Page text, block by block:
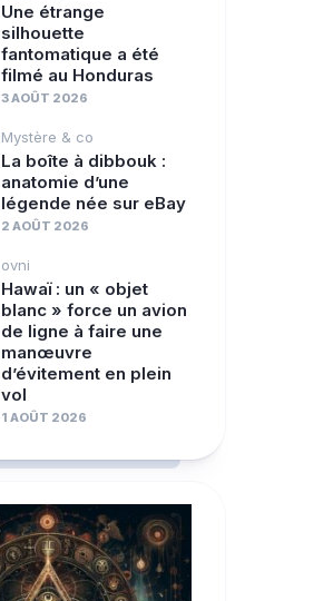
Une étrange
silhouette
fantomatique a été
filmé au Honduras
3 AOÛT 2026
Mystère & co
La boîte à dibbouk :
anatomie d’une
légende née sur eBay
2 AOÛT 2026
ovni
Hawaï : un « objet
blanc » force un avion
de ligne à faire une
manœuvre
d’évitement en plein
vol
1 AOÛT 2026